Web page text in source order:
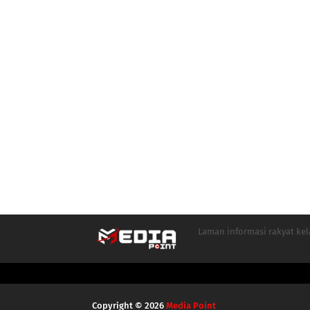
Laman informasi rakyat
Copyright © 2026 Media Point